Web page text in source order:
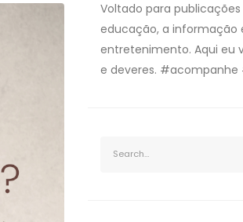
Voltado para
educação, a informação
entretenimento. Aqui eu
e deveres. #acompanhe